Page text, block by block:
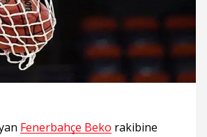
Fenerbahçe Beko rakibine